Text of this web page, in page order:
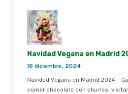
Navidad Vegana en Madrid
16 diciembre, 2024
Navidad Vegana en Madrid 2024 –
comer chocolate con churros,